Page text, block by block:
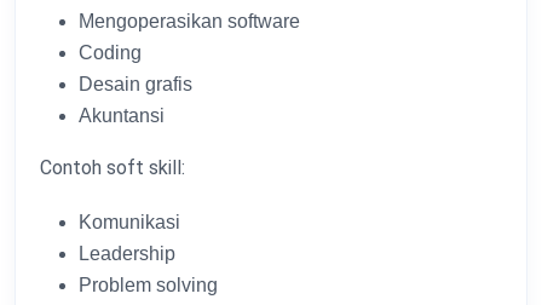
Mengoperasikan software
Coding
Desain grafis
Akuntansi
Contoh soft skill:
Komunikasi
Leadership
Problem solving